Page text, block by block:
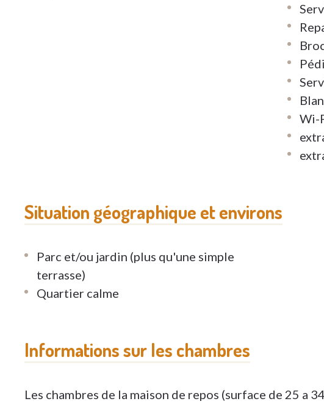
Wi-
Situation géographique et environs
Parc et/ou jardin (plus qu'une simple
terrasse)
Quartier calme
Informations sur les chambres
Les chambres de la maison de repos (surface de 25 a